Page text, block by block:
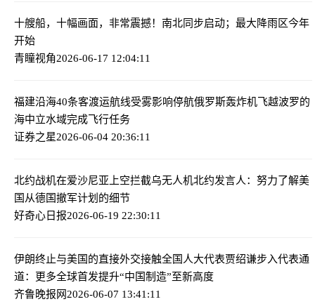
十艘船，十幅画面，非常震撼！ 南北同步启动；最大降雨区今年
开始
青瞳视角2026-06-17 12:04:11
福建沿海40条客渡运航线受雾影响停航俄罗斯轰炸机飞越波罗的
海中立水域完成飞行任务
证券之星2026-06-04 20:36:11
北约战机在爱沙尼亚上空拦截乌无人机北约发言人：努力了解美
国从德国撤军计划的细节
好奇心日报2026-06-19 22:30:11
伊朗终止与美国的直接外交接触全国人大代表贾绍谦步入代表通
道：更多全球首发提升“中国制造”至新高度
齐鲁晚报网2026-06-07 13:41:11